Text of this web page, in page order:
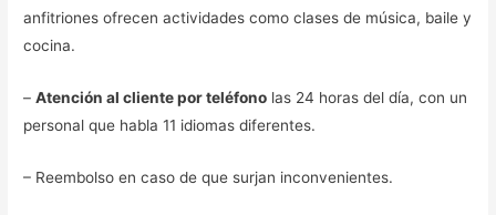
anfitriones ofrecen actividades como clases de música, baile y
cocina.
–Atención al cliente por teléfono las 24 horas del día, con un
personal que habla 11 idiomas diferentes.
– Reembolso en caso de que surjan inconvenientes.